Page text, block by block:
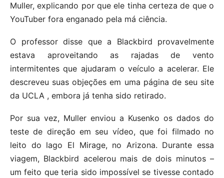
Muller, explicando por que ele tinha certeza de que o
YouTuber fora enganado pela má ciência.
O professor disse que a Blackbird provavelmente
estava aproveitando as rajadas de vento
intermitentes que ajudaram o veículo a acelerar. Ele
descreveu suas objeções em uma página de seu site
da UCLA , embora já tenha sido retirado.
Por sua vez, Muller enviou a Kusenko os dados do
teste de direção em seu vídeo, que foi filmado no
leito do lago El Mirage, no Arizona. Durante essa
viagem, Blackbird acelerou mais de dois minutos –
um feito que teria sido impossível se tivesse contado